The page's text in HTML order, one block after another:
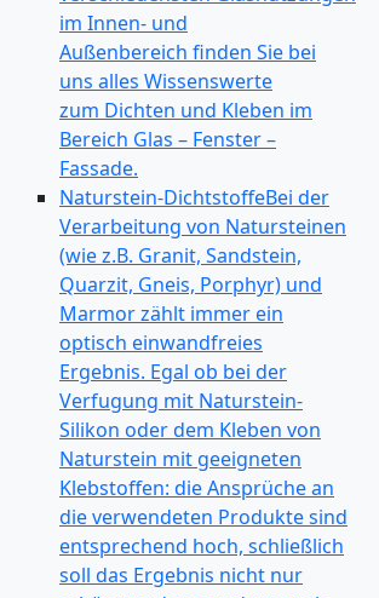
im Innen- und
Außenbereich finden Sie bei
uns alles Wissenswerte
zum Dichten und Kleben im
Bereich Glas – Fenster –
Fassade.
Naturstein-DichtstoffeBei der
Verarbeitung von Natursteinen
(wie z.B. Granit, Sandstein,
Quarzit, Gneis, Porphyr) und
Marmor zählt immer ein
optisch einwandfreies
Ergebnis. Egal ob bei der
Verfugung mit Naturstein-
Silikon oder dem Kleben von
Naturstein mit geeigneten
Klebstoffen: die Ansprüche an
die verwendeten Produkte sind
entsprechend hoch, schließlich
soll das Ergebnis nicht nur